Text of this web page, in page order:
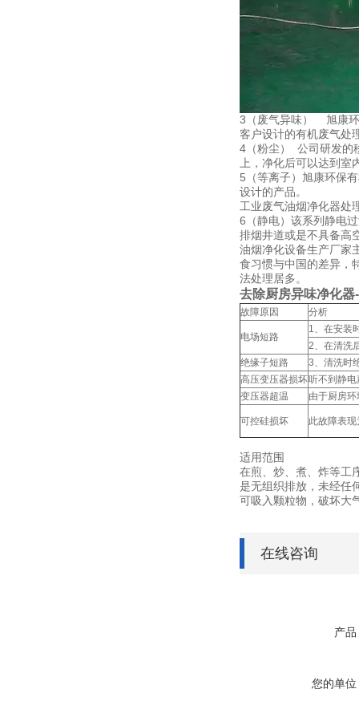
3（废气异味） 旭康环
客户设计的有机废气处
4（粉尘） 公司研发的
上，净化后可以达到室
5（等离子）旭康环保
设计的产品。
工业废气油烟净化器处
6（静电）该系列静电
排烟井道或是不具备高
油烟净化设备生产厂家
食习惯与中国的差异，
法处理居多。
去除厨房异味净化器
故障原因 分析
电场短路
1、在安装
2、在清洗
绝缘子短路
3、清洗时
高压变压器损坏听不到静
变压器超温
由于厨房
可控硅损坏 此故障表
适用范围
在煎、炒、煮、炸等工
是无组织排放，未经任
可吸入颗粒物，破坏大
在线咨询
产品
您的单位